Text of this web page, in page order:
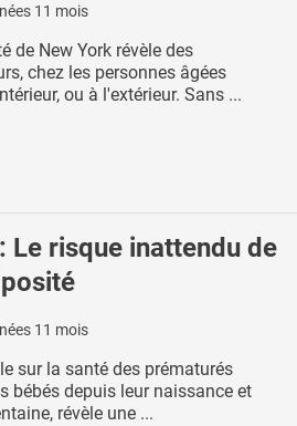
11 mois
de New York révèle des
chez les personnes âgées
ou à l'extérieur. Sans ...
Le risque inattendu de
11 mois
sur la santé des prématurés
bébés depuis leur naissance et
révèle une ...